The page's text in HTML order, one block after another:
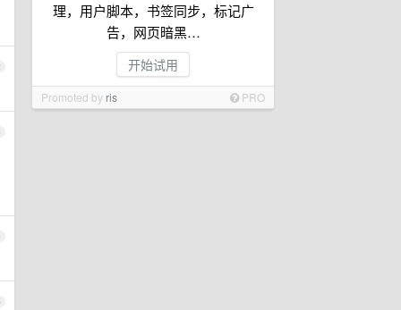
理，用户脚本，书签同步，标记广
告，网页暗黑…
开始试用
Promoted by ris PRO